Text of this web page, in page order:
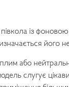
із
його
або
слугує